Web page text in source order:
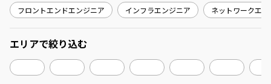
フロントエンドエンジニア インフラエンジニア ネットワークエ
エリアで絞り込む